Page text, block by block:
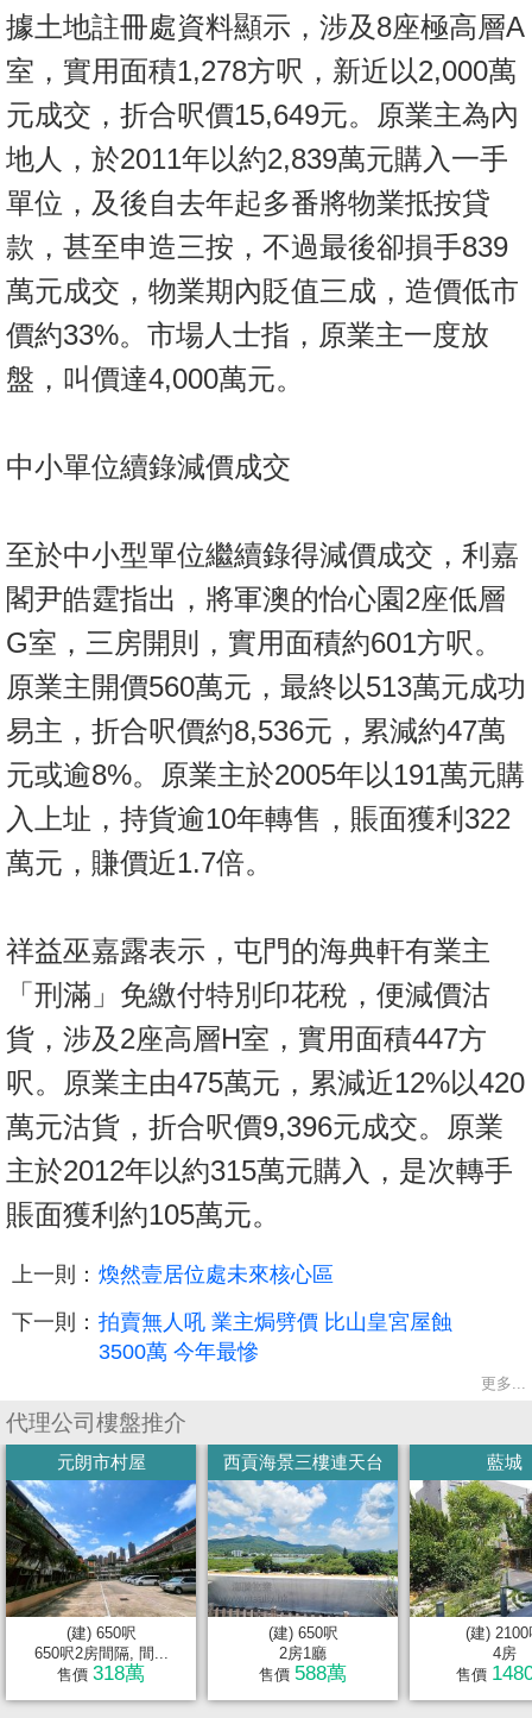
據土地註冊處資料顯示，涉及8座極高層A
室，實用面積1,278方呎，新近以2,000萬
元成交，折合呎價15,649元。原業主為內
地人，於2011年以約2,839萬元購入一手
單位，及後自去年起多番將物業抵按貸
款，甚至申造三按，不過最後卻損手839
萬元成交，物業期內貶值三成，造價低市
價約33%。市場人士指，原業主一度放
盤，叫價達4,000萬元。
中小單位續錄減價成交
至於中小型單位繼續錄得減價成交，利嘉
閣尹皓霆指出，將軍澳的怡心園2座低層
G室，三房開則，實用面積約601方呎。
原業主開價560萬元，最終以513萬元成功
易主，折合呎價約8,536元，累減約47萬
元或逾8%。原業主於2005年以191萬元購
入上址，持貨逾10年轉售，賬面獲利322
萬元，賺價近1.7倍。
祥益巫嘉露表示，屯門的海典軒有業主
「刑滿」免繳付特別印花稅，便減價沽
貨，涉及2座高層H室，實用面積447方
呎。原業主由475萬元，累減近12%以420
萬元沽貨，折合呎價9,396元成交。原業
主於2012年以約315萬元購入，是次轉手
賬面獲利約105萬元。
上一則： 煥然壹居位處未來核心區
下一則： 拍賣無人吼 業主焗劈價 比山皇宮屋蝕
3500萬 今年最慘
更多...
代理公司樓盤推介
元朗市村屋
(建) 650呎
650呎2房間隔, 間...
售價 318萬
西貢海景三樓連天台
(建) 650呎
2房1廳
售價 588萬
藍城
(建) 2100
4房
售價